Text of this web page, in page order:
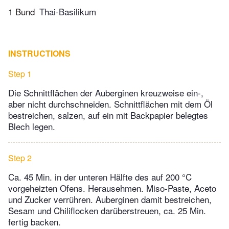
1 Bund Thai-Basilikum
INSTRUCTIONS
Step 1
Die Schnittflächen der Auberginen kreuzweise ein-,
aber nicht durchschneiden. Schnittflächen mit dem Öl
bestreichen, salzen, auf ein mit Backpapier belegtes
Blech legen.
Step 2
Ca. 45 Min. in der unteren Hälfte des auf 200 °C
vorgeheizten Ofens. Herausehmen. Miso-Paste, Aceto
und Zucker verrühren. Auberginen damit bestreichen,
Sesam und Chiliflocken darüberstreuen, ca. 25 Min.
fertig backen.